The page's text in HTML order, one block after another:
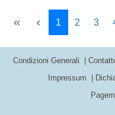
Page
1 Page
2 Page
3
Condizioni Generali
Impressum